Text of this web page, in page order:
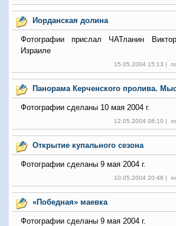
Иорданская долина
Фотографии прислал ЧАТланин
Израиле
15.05.2004 15:13 |
Панорама Керченского пролива.
Фотографии сделаны 10 мая 2004 г.
12.05.2004 08:10 |
Открытие купального сезона
Фотографии сделаны 9 мая 2004 г.
10.05.2004 20:48 |
«Победная» маевка
Фотографии сделаны 9 мая 2004 г.